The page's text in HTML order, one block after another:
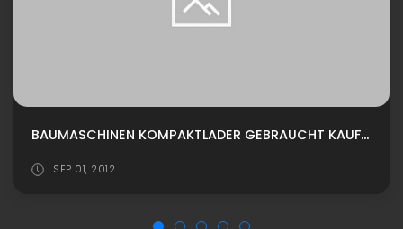
BAUMASCHINEN KOMPAKTLADER GEBRAUCHT KAUFEN
SEP 01, 2012